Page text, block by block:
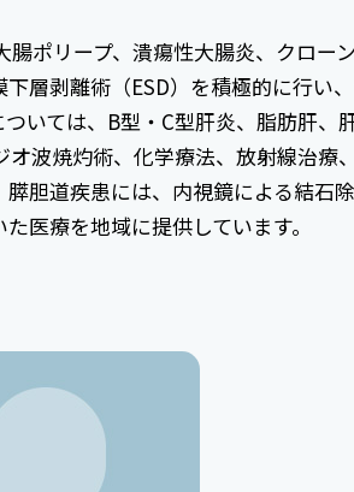
ポリープ、潰瘍性大腸炎、クローン
層剥離術（ESD）を積極的に行い
いては、B型・C型肝炎、脂肪肝、
波焼灼術、化学療法、放射線治療
胆道疾患には、内視鏡による結石
医療を地域に提供しています。